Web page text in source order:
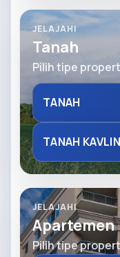
JELAJAHI
Tanah
Pilih tipe
TANAH
TANAH
JELAJAHI
Apartemen
Pilih tipe